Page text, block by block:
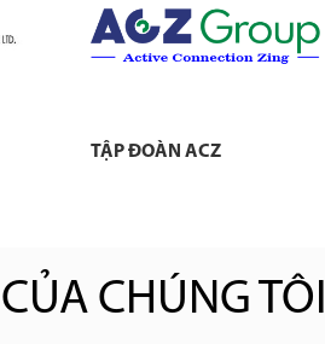
TẬP ĐOÀN ACZ
CHÚNG TÔI